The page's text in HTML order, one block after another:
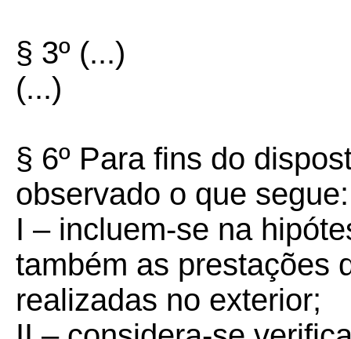
§ 3º (...)
(...)
§ 6º Para fins do
observado o que segue:
I – incluem-se na
também as prestações
realizadas no exterior;